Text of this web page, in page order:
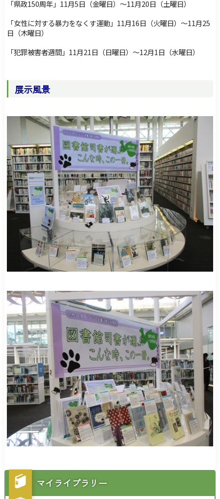
「県政150周年」11月5日（金曜日）～11月20日（土曜日）
「女性に対する暴力をなくす運動」11月16日（火曜日）～11月25
日（木曜日）
「犯罪被害者週間」11月21日（日曜日）～12月1日（水曜日）
展示風景
マイライブラリー